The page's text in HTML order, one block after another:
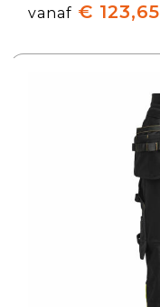
vanaf € 123,65